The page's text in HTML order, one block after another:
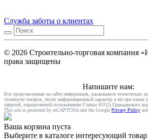
Служба заботы о клиентах
© 2026 Строительно-торговая
права защищены
Напишите нам:
Вся представленная на сайте информация, касающаяся технических
стоимости товаров, носит информационный характер и ни при каких
офертой, определяемой положениями Статьи 437(2) Гражданского
This site is protected by reCAPTCHA and the Google Privacy Policy and
Ваша корзина пуста
Выберите в каталоге интересующий товар